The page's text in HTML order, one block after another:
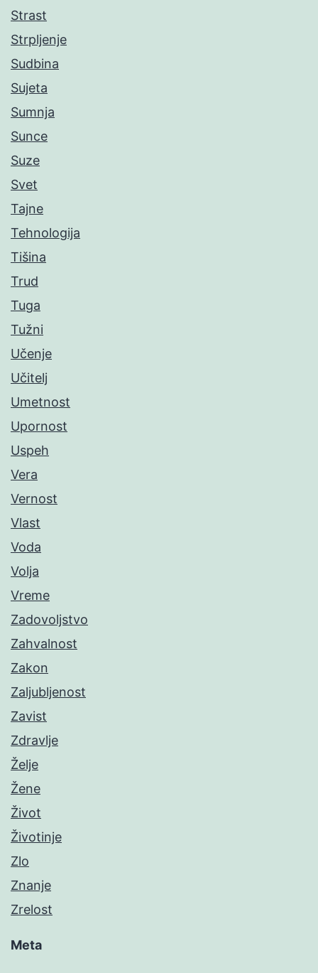
Strast
Strpljenje
Sudbina
Sujeta
Sumnja
Sunce
Suze
Svet
Tajne
Tehnologija
Tišina
Trud
Tuga
Tužni
Učenje
Učitelj
Umetnost
Upornost
Uspeh
Vera
Vernost
Vlast
Voda
Volja
Vreme
Zadovoljstvo
Zahvalnost
Zakon
Zaljubljenost
Zavist
Zdravlje
Želje
Žene
Život
Životinje
Zlo
Znanje
Zrelost
Meta